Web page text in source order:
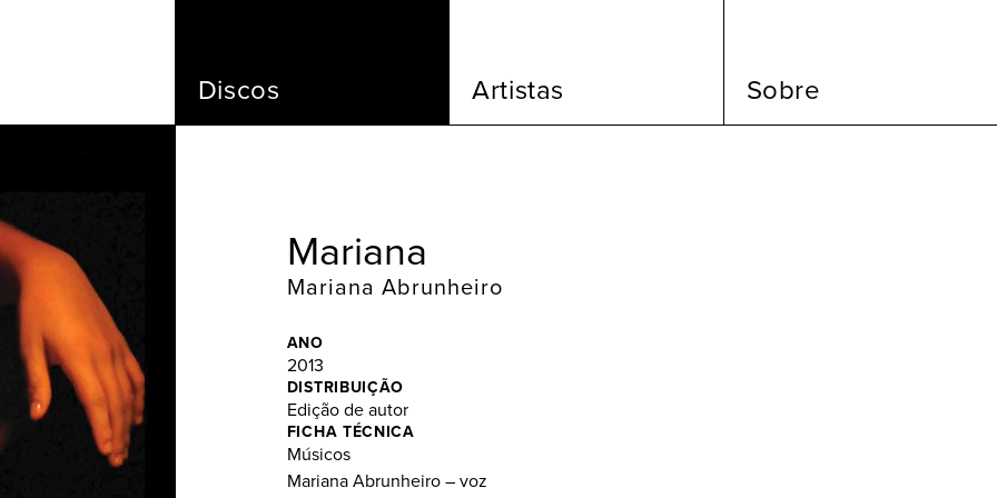
Discos Artistas Sobre
Mariana
Mariana Abrunheiro
ANO
2013
DISTRIBUIÇÃO
Edição de autor
FICHA TÉCNICA
Músicos
Mariana Abrunheiro – voz